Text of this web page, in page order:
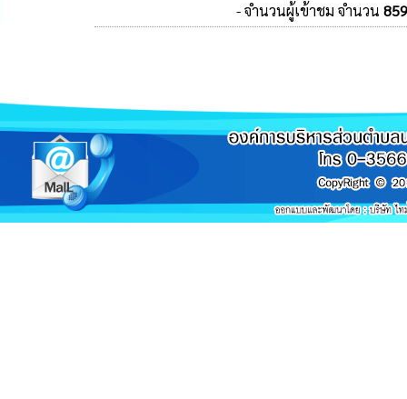
- จำนวนผู้เข้าชม จำนวน